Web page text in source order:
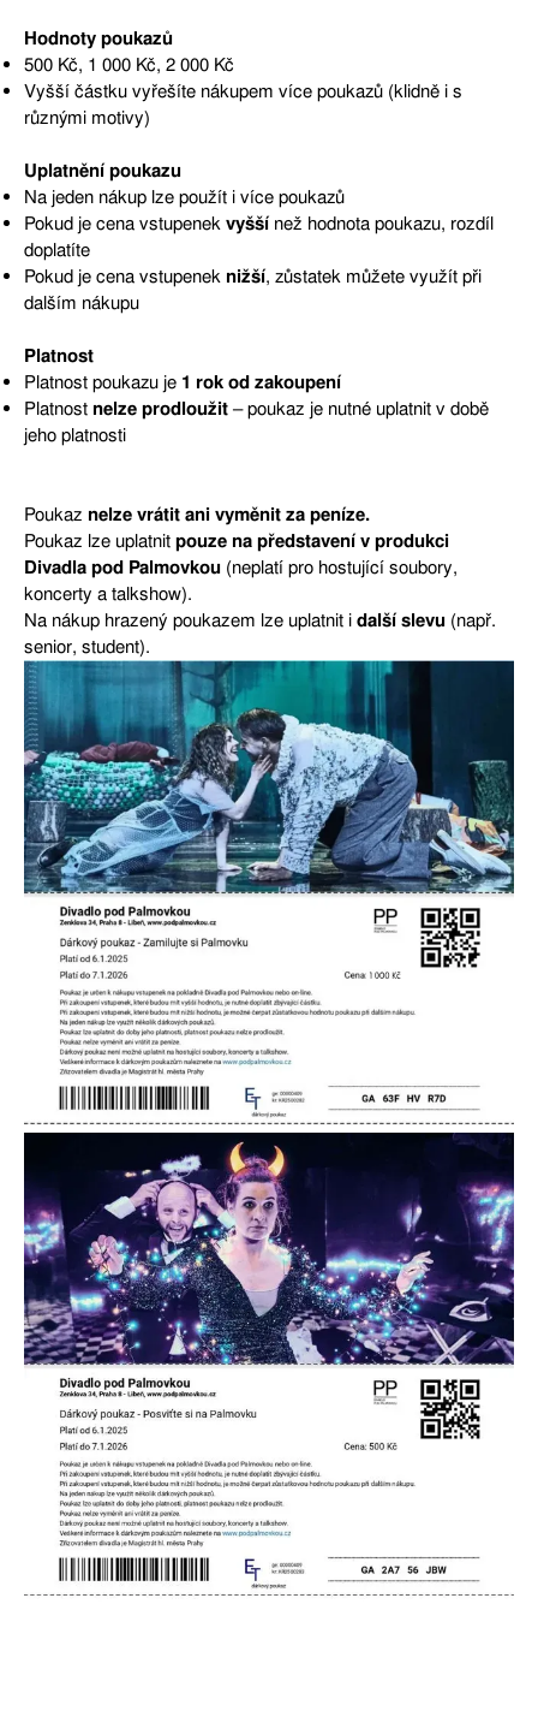
Hodnoty poukazů
500 Kč, 1 000 Kč, 2 000 Kč
Vyšší částku vyřešíte nákupem více poukazů (klidně i s
různými motivy)
Uplatnění poukazu
Na jeden nákup lze použít i více poukazů
Pokud je cena vstupenek vyšší než hodnota poukazu, rozdíl
doplatíte
Pokud je cena vstupenek nižší, zůstatek můžete využít při
dalším nákupu
Platnost
Platnost poukazu je 1 rok od zakoupení
Platnost nelze prodloužit – poukaz je nutné uplatnit v době
jeho platnosti
Poukaz nelze vrátit ani vyměnit za peníze.
Poukaz lze uplatnit pouze na představení v produkci
Divadla pod Palmovkou (neplatí pro hostující soubory,
koncerty a talkshow).
Na nákup hrazený poukazem lze uplatnit i další slevu (např.
senior, student).